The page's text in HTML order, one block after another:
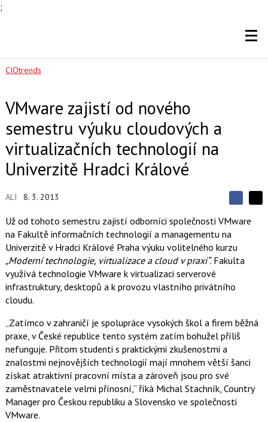
;
CIOtrends
VMware zajistí od nového
semestru výuku cloudových a
virtualizačních technologií na
Univerzitě Hradci Králové
ALI 8. 3. 2013
S
d
í
l
e
S
í
j
t
e
b
o
u
i
Už od tohoto semestru zajistí odborníci společnosti VMware
na Fakultě informačních technologií a managementu na
Univerzitě v Hradci Králové Praha výuku volitelného kurzu
„Moderní technologie, virtualizace a cloud v praxi“. Fakulta
využívá technologie VMware k virtualizaci serverové
infrastruktury, desktopů a k provozu vlastního privátního
cloudu.
„Zatímco v zahraničí je spolupráce vysokých škol a firem běžná
praxe, v České republice tento systém zatím bohužel příliš
nefunguje. Přitom studenti s praktickými zkušenostmi a
znalostmi nejnovějších technologií mají mnohem větší šanci
získat atraktivní pracovní místa a zároveň jsou pro své
zaměstnavatele velmi přínosní,“ říká Michal Stachník, Country
Manager pro Českou republiku a Slovensko ve společnosti
VMware.